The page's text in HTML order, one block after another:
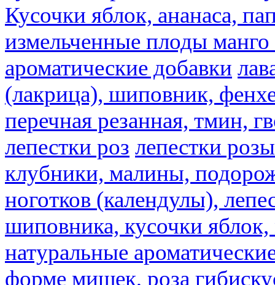
Кусочки яблок, ананаса,
измельченные плоды
ароматические добавки
(лакрица), шиповник,
перечная резанная, тмин,
лепестки роз лепестки розы
клубники, малины,
ноготков (календулы),
шиповника, кусочки
натуральные
форме мишек, роза